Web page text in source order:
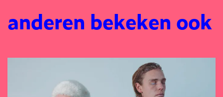
anderen bekeken ook